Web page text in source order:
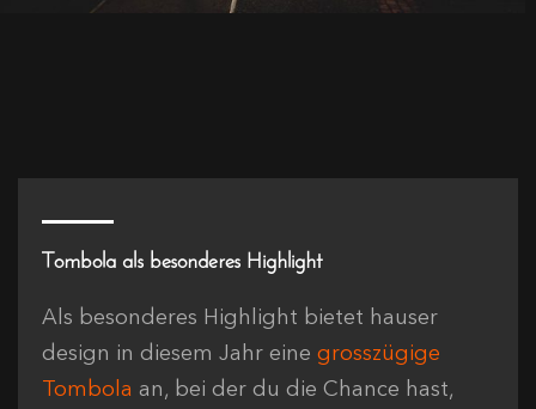
Tombola als besonderes Highlight
Als besonderes Highlight bietet hauser
design in diesem Jahr eine grosszügige
Tombola an, bei der du die Chance hast,